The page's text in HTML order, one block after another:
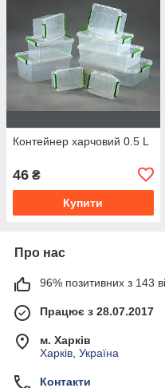
Контейнер харчовий 0.5 L
46 ₴
Купити
Про нас
96% позитивних з 143
Працює з 28.07.2017
м. Харків
Харків, Україна
Контакти